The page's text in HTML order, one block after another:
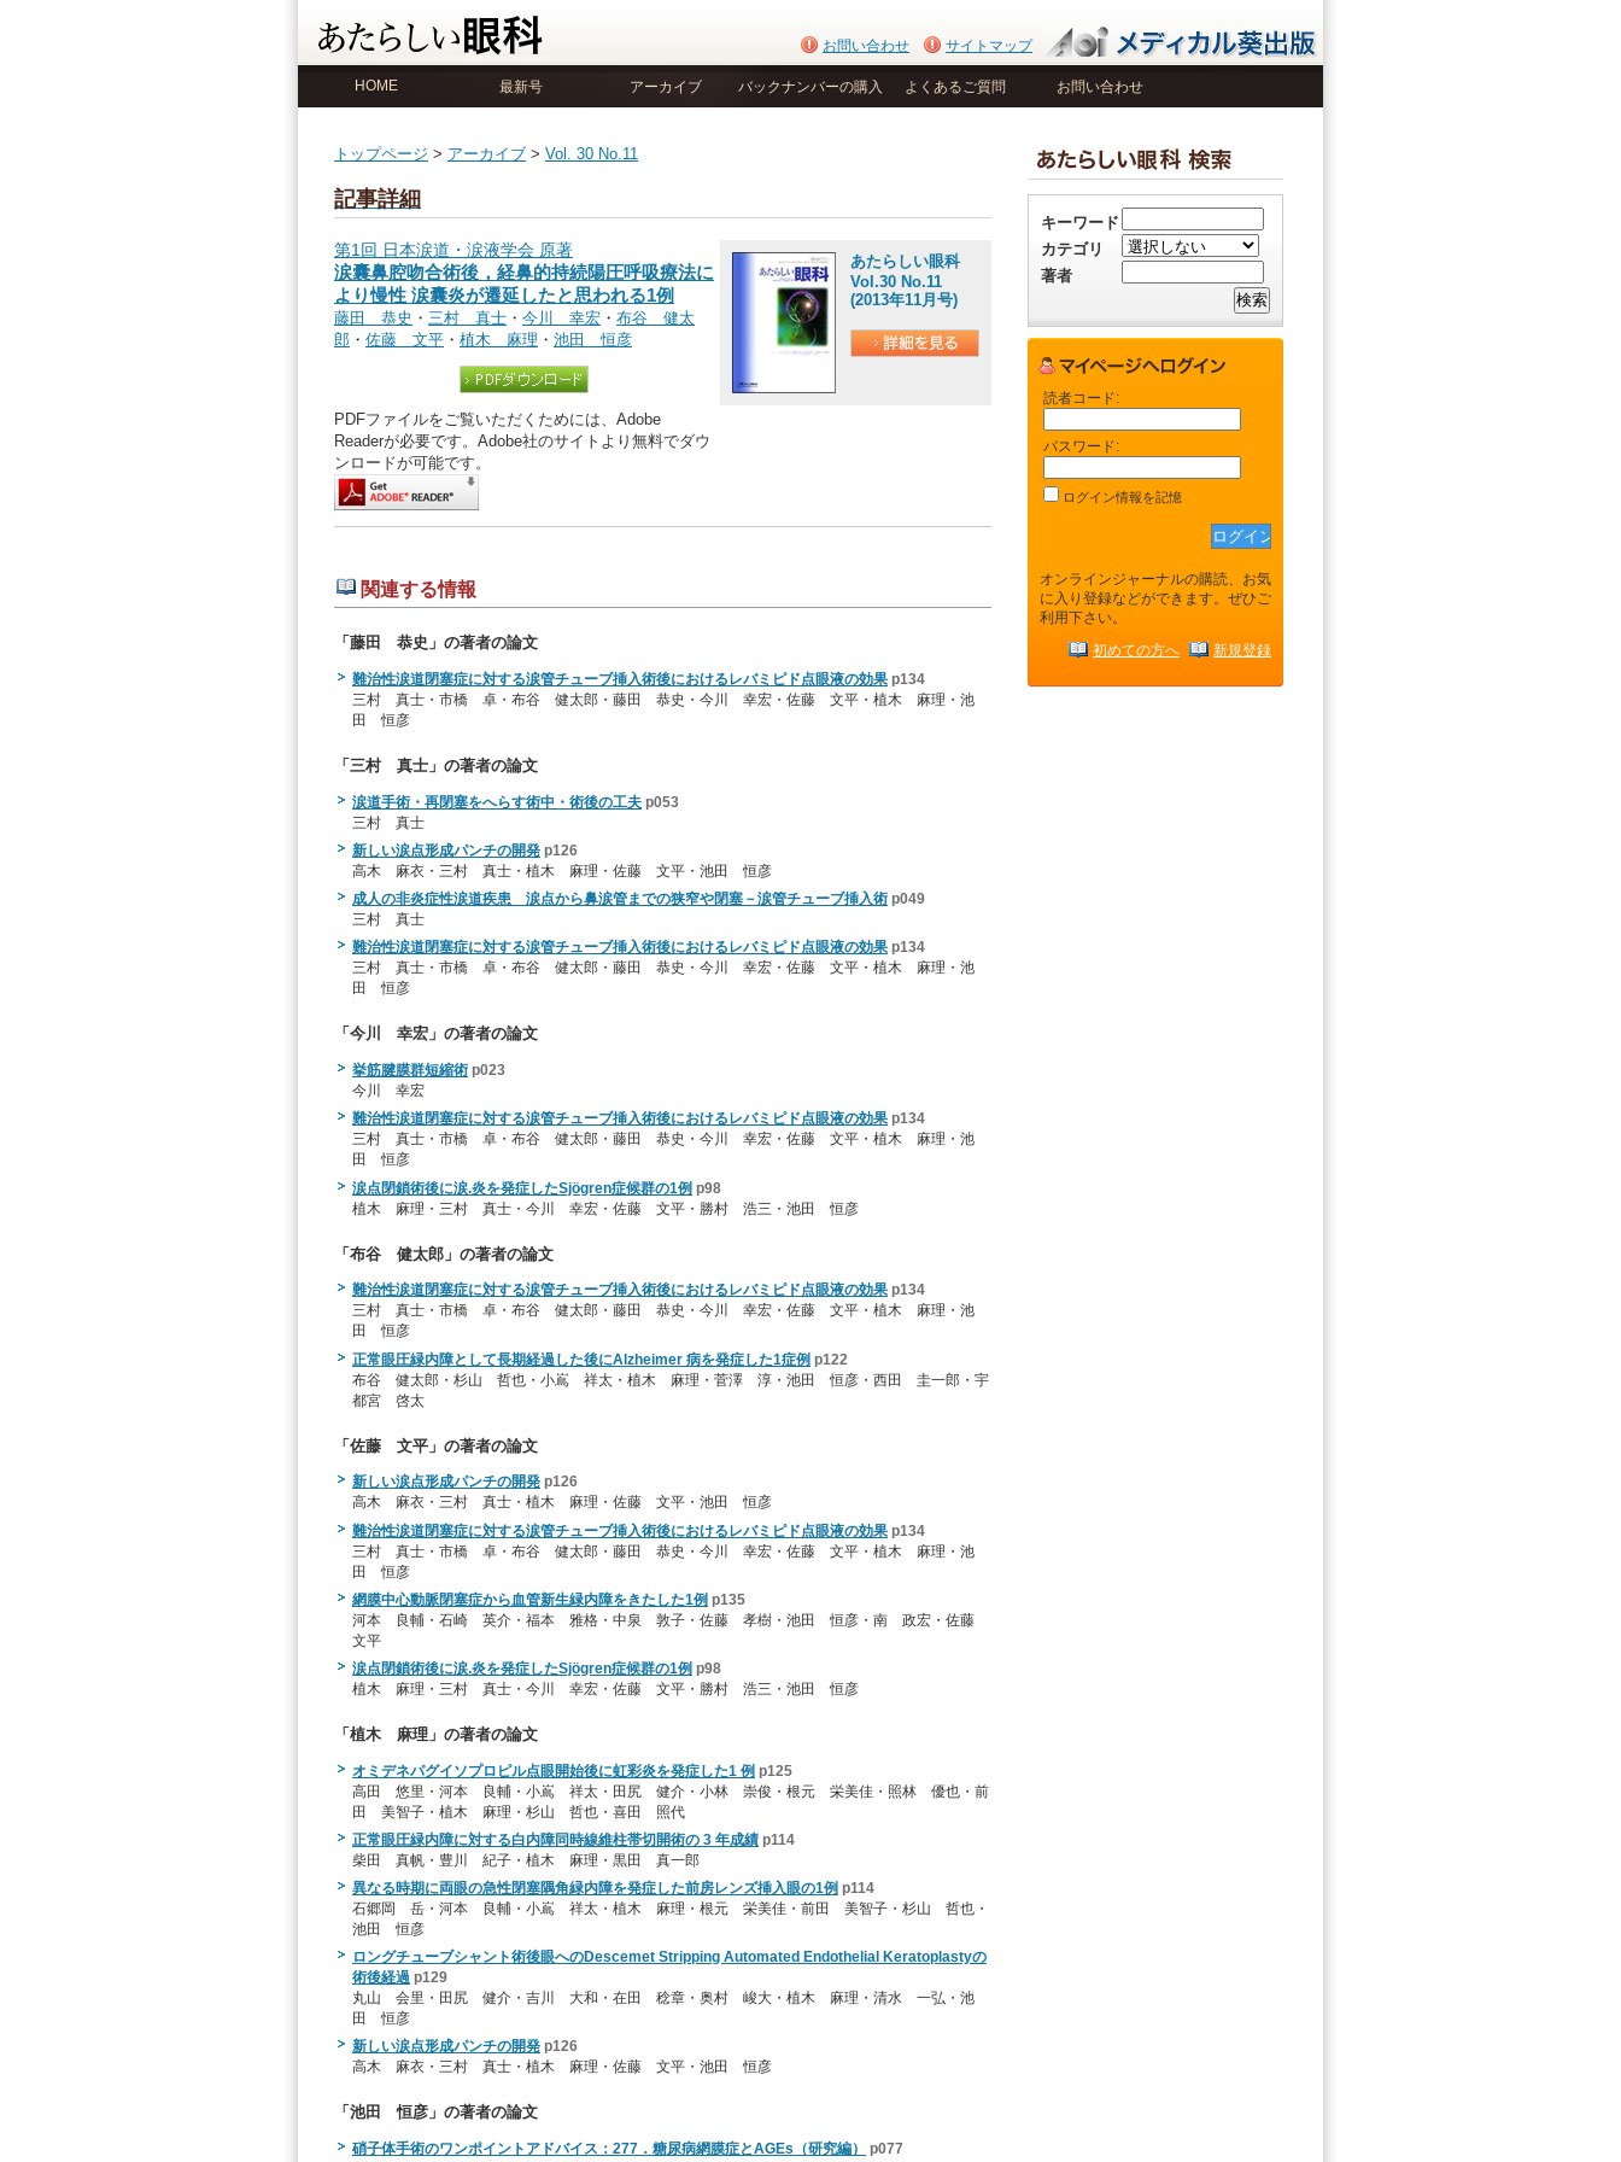
お問い合わせ サイトマップ
HOME 最新号 アーカイブ バックナンバーの購入 よくあるご質問 お問い合わせ
トップページ > アーカイブ > Vol. 30 No.11
記事詳細
あたらしい眼科
Vol.30 No.11
(2013年11月号)
第1回 日本涙道・涙液学会 原著
涙囊鼻腔吻合術後，経鼻的持続陽圧呼吸療法に
より慢性 涙囊炎が遷延したと思われる1例
藤田 恭史 ・ 三村 真士 ・ 今川 幸宏 ・ 布谷 健太
郎 ・ 佐藤 文平 ・ 植木 麻理 ・ 池田 恒彦
PDFファイルをご覧いただくためには、Adobe
Readerが必要です。Adobe社のサイトより無料でダウ
ンロードが可能です。
関連する情報
「藤田 恭史」の著者の論文
難治性涙道閉塞症に対する涙管チューブ挿入術後におけるレバミピド点眼液の効果 p134
三村 真士・市橋 卓・布谷 健太郎・藤田 恭史・今川 幸宏・佐藤 文平・植木 麻理・池
田 恒彦
「三村 真士」の著者の論文
涙道手術・再閉塞をへらす術中・術後の工夫 p053
三村 真士
新しい涙点形成パンチの開発 p126
高木 麻衣・三村 真士・植木 麻理・佐藤 文平・池田 恒彦
成人の非炎症性涙道疾患 涙点から鼻涙管までの狭窄や閉塞－涙管チューブ挿入術 p049
三村 真士
難治性涙道閉塞症に対する涙管チューブ挿入術後におけるレバミピド点眼液の効果 p134
三村 真士・市橋 卓・布谷 健太郎・藤田 恭史・今川 幸宏・佐藤 文平・植木 麻理・池
田 恒彦
「今川 幸宏」の著者の論文
挙筋腱膜群短縮術 p023
今川 幸宏
難治性涙道閉塞症に対する涙管チューブ挿入術後におけるレバミピド点眼液の効果 p134
三村 真士・市橋 卓・布谷 健太郎・藤田 恭史・今川 幸宏・佐藤 文平・植木 麻理・池
田 恒彦
涙点閉鎖術後に涙.炎を発症したSjögren症候群の1例 p98
植木 麻理・三村 真士・今川 幸宏・佐藤 文平・勝村 浩三・池田 恒彦
「布谷 健太郎」の著者の論文
難治性涙道閉塞症に対する涙管チューブ挿入術後におけるレバミピド点眼液の効果 p134
三村 真士・市橋 卓・布谷 健太郎・藤田 恭史・今川 幸宏・佐藤 文平・植木 麻理・池
田 恒彦
正常眼圧緑内障として長期経過した後にAlzheimer 病を発症した1症例 p122
布谷 健太郎・杉山 哲也・小嶌 祥太・植木 麻理・菅澤 淳・池田 恒彦・西田 圭一郎・宇
都宮 啓太
「佐藤 文平」の著者の論文
新しい涙点形成パンチの開発 p126
高木 麻衣・三村 真士・植木 麻理・佐藤 文平・池田 恒彦
難治性涙道閉塞症に対する涙管チューブ挿入術後におけるレバミピド点眼液の効果 p134
三村 真士・市橋 卓・布谷 健太郎・藤田 恭史・今川 幸宏・佐藤 文平・植木 麻理・池
田 恒彦
網膜中心動脈閉塞症から血管新生緑内障をきたした1例 p135
河本 良輔・石崎 英介・福本 雅格・中泉 敦子・佐藤 孝樹・池田 恒彦・南 政宏・佐藤
文平
涙点閉鎖術後に涙.炎を発症したSjögren症候群の1例 p98
植木 麻理・三村 真士・今川 幸宏・佐藤 文平・勝村 浩三・池田 恒彦
「植木 麻理」の著者の論文
オミデネパグイソプロピル点眼開始後に虹彩炎を発症した1 例 p125
高田 悠里・河本 良輔・小嶌 祥太・田尻 健介・小林 崇俊・根元 栄美佳・照林 優也・前
田 美智子・植木 麻理・杉山 哲也・喜田 照代
正常眼圧緑内障に対する白内障同時線維柱帯切開術の 3 年成績 p114
柴田 真帆・豊川 紀子・植木 麻理・黒田 真一郎
異なる時期に両眼の急性閉塞隅角緑内障を発症した前房レンズ挿入眼の1例 p114
石郷岡 岳・河本 良輔・小嶌 祥太・植木 麻理・根元 栄美佳・前田 美智子・杉山 哲也・
池田 恒彦
ロングチューブシャント術後眼へのDescemet Stripping Automated Endothelial Keratoplastyの
術後経過 p129
丸山 会里・田尻 健介・吉川 大和・在田 稔章・奥村 峻大・植木 麻理・清水 一弘・池
田 恒彦
新しい涙点形成パンチの開発 p126
高木 麻衣・三村 真士・植木 麻理・佐藤 文平・池田 恒彦
「池田 恒彦」の著者の論文
硝子体手術のワンポイントアドバイス：277．糖尿病網膜症とAGEs（研究編）
p077
キーワード
カテゴリ
著者
読者コード:
パスワード:
ログイン情報を記憶
オンラインジャーナルの購読、お気
に入り登録などができます。ぜひご
利用下さい。
初めての方へ 新規登録